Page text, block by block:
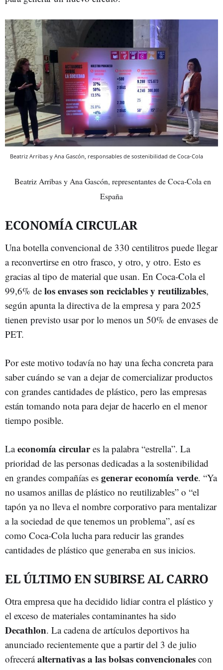
Beatriz Arribas y Ana Gascón, responsables de sostenibilidad de Coca-Cola
Beatriz Arribas y Ana Gascón, representantes de Coca-Cola en
España
ECONOMÍA CIRCULAR
Una botella convencional de 330 centilitros puede llegar
a reconvertirse en otro frasco, y otro, y otro. Esto es
gracias al tipo de material que usan. En Coca-Cola el
99,6% de los envases son reciclables y reutilizables,
según apunta la directiva de la empresa y para 2025
tienen previsto usar por lo menos un 50% de envases de
PET.
Por este motivo todavía no hay una fecha concreta para
saber cuándo se van a dejar de comercializar productos
con grandes cantidades de plástico, pero las empresas
están tomando nota para dejar de hacerlo en el menor
tiempo posible.
Laeconomía circulares la palabra “estrella”. La
prioridad de las personas dedicadas a la sostenibilidad
en grandes compañías es generar economía verde. “Ya
no usamos anillas de plástico no reutilizables” o “el
tapón ya no lleva el nombre corporativo para mentalizar
a la sociedad de que tenemos un problema”, así es
como Coca-Cola lucha para reducir las grandes
cantidades de plástico que generaba en sus inicios.
EL ÚLTIMO EN SUBIRSE AL CARRO
Otra empresa que ha decidido lidiar contra el plástico y
el exceso de materiales contaminantes ha sido
Decathlon. La cadena de artículos deportivos ha
anunciado recientemente que a partir del 3 de julio
ofreceráalternativas a las bolsas convencionales con